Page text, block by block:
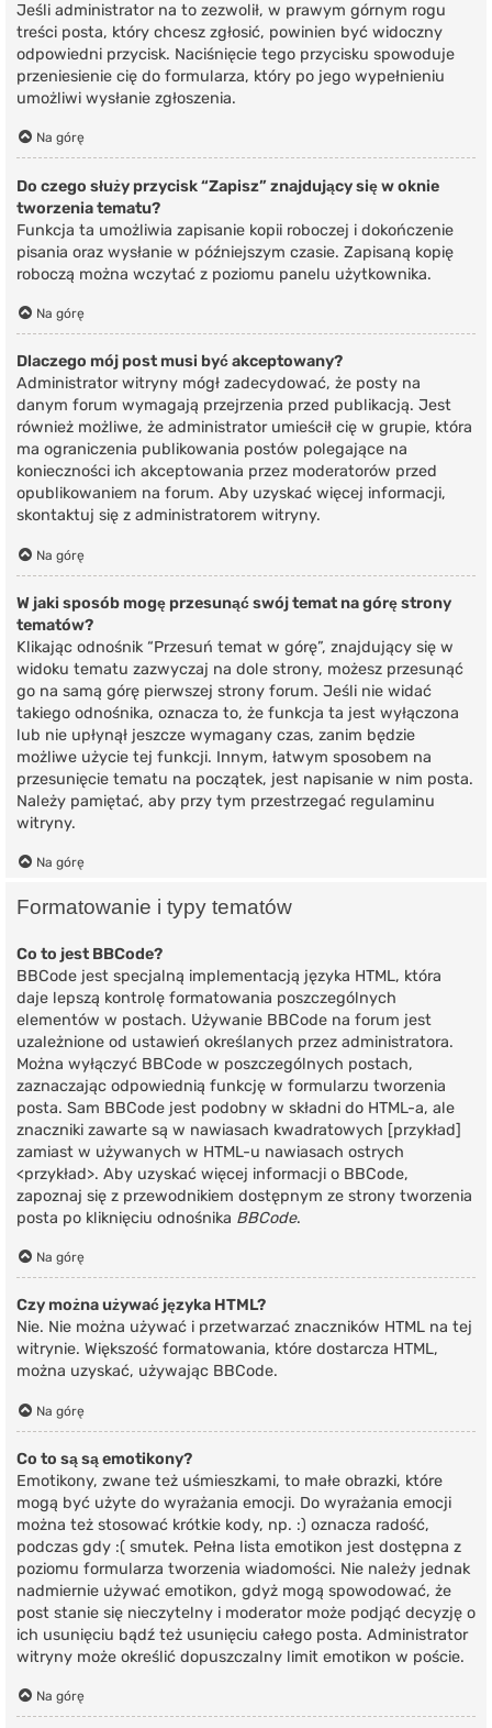
Jeśli administrator na to zezwolił, w prawym górnym rogu
treści posta, który chcesz zgłosić, powinien być widoczny
odpowiedni przycisk. Naciśnięcie tego przycisku spowoduje
przeniesienie cię do formularza, który po jego wypełnieniu
umożliwi wysłanie zgłoszenia.
Na górę
Do czego służy przycisk “Zapisz” znajdujący się w oknie
tworzenia tematu?
Funkcja ta umożliwia zapisanie kopii roboczej i dokończenie
pisania oraz wysłanie w późniejszym czasie. Zapisaną kopię
roboczą można wczytać z poziomu panelu użytkownika.
Na górę
Dlaczego mój post musi być akceptowany?
Administrator witryny mógł zadecydować, że posty na
danym forum wymagają przejrzenia przed publikacją. Jest
również możliwe, że administrator umieścił cię w grupie, która
ma ograniczenia publikowania postów polegające na
konieczności ich akceptowania przez moderatorów przed
opublikowaniem na forum. Aby uzyskać więcej informacji,
skontaktuj się z administratorem witryny.
Na górę
W jaki sposób mogę przesunąć swój temat na górę strony
tematów?
Klikając odnośnik “Przesuń temat w górę”, znajdujący się w
widoku tematu zazwyczaj na dole strony, możesz przesunąć
go na samą górę pierwszej strony forum. Jeśli nie widać
takiego odnośnika, oznacza to, że funkcja ta jest wyłączona
lub nie upłynął jeszcze wymagany czas, zanim będzie
możliwe użycie tej funkcji. Innym, łatwym sposobem na
przesunięcie tematu na początek, jest napisanie w nim posta.
Należy pamiętać, aby przy tym przestrzegać regulaminu
witryny.
Na górę
Formatowanie i typy tematów
Co to jest BBCode?
BBCode jest specjalną implementacją języka HTML, która
daje lepszą kontrolę formatowania poszczególnych
elementów w postach. Używanie BBCode na forum jest
uzależnione od ustawień określanych przez administratora.
Można wyłączyć BBCode w poszczególnych postach,
zaznaczając odpowiednią funkcję w formularzu tworzenia
posta. Sam BBCode jest podobny w składni do HTML-a, ale
znaczniki zawarte są w nawiasach kwadratowych [przykład]
zamiast w używanych w HTML-u nawiasach ostrych
<przykład>. Aby uzyskać więcej informacji o BBCode,
zapoznaj się z przewodnikiem dostępnym ze strony tworzenia
posta po kliknięciu odnośnika BBCode.
Na górę
Czy można używać języka HTML?
Nie. Nie można używać i przetwarzać znaczników HTML na tej
witrynie. Większość formatowania, które dostarcza HTML,
można uzyskać, używając BBCode.
Na górę
Co to są są emotikony?
Emotikony, zwane też uśmieszkami, to małe obrazki, które
mogą być użyte do wyrażania emocji. Do wyrażania emocji
można też stosować krótkie kody, np. :) oznacza radość,
podczas gdy :( smutek. Pełna lista emotikon jest dostępna z
poziomu formularza tworzenia wiadomości. Nie należy jednak
nadmiernie używać emotikon, gdyż mogą spowodować, że
post stanie się nieczytelny i moderator może podjąć decyzję o
ich usunięciu bądź też usunięciu całego posta. Administrator
witryny może określić dopuszczalny limit emotikon w poście.
Na górę